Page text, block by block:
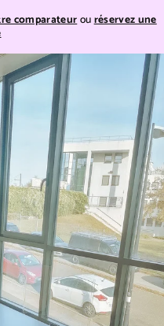
comparateurouréservez une